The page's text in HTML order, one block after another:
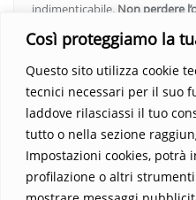
Così proteggiamo la
Questo sito utilizza cookie
tecnici necessari per il suo
laddove rilasciassi il tuo
tutto o nella sezione
Impostazioni cookies, potrà
profilazione o altri
indimenticabile. Non perdere
questo viaggio straordinario.
Parola trasformi la tua vita